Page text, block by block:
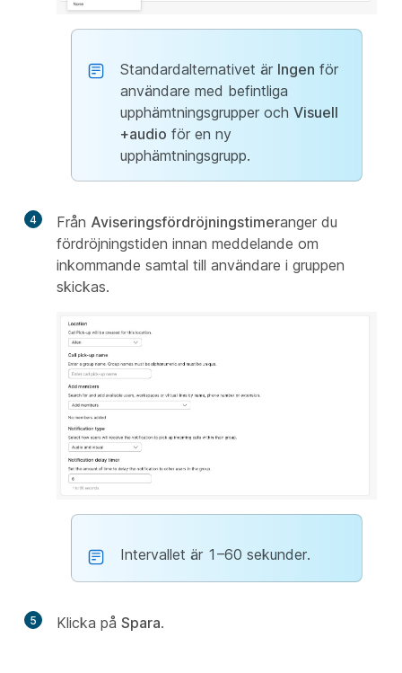
Standardalternativet är Ingen för
användare med befintliga
upphämtningsgrupper och Visuell
+audio för en ny
upphämtningsgrupp.
4 Från Aviseringsfördröjningstimeranger du
fördröjningstiden innan meddelande om
inkommande samtal till användare i gruppen
skickas.
Intervallet är 1–60 sekunder.
5 Klicka på Spara.